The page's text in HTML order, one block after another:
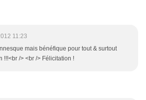
11:23
mais bénéfique pour tout & surtout
!!!<br /> <br /> Félicitation !